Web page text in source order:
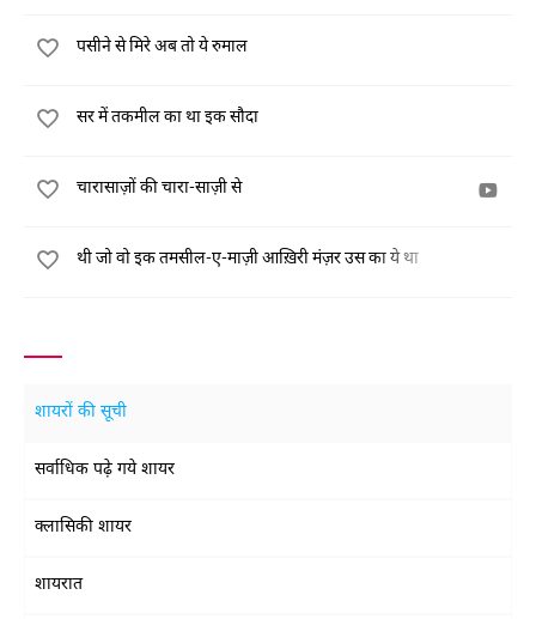
पसीने से मिरे अब तो ये रुमाल
सर में तकमील का था इक सौदा
चारासाज़ों की चारा-साज़ी से
थी जो वो इक तमसील-ए-माज़ी आख़िरी मंज़र उस का ये था
शायरों की सूची
सर्वाधिक पढ़े गये शायर
क्लासिकी शायर
शायरात